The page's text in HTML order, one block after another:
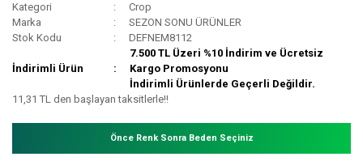
Kategori
Crop
Marka
SEZON SONU ÜRÜNLER
Stok Kodu
DEFNEM8112
İndirimli Ürün
7.500 TL Üzeri %10 İndirim ve Ücretsiz
Kargo Promosyonu
İndirimli Ürünlerde Geçerli Değildir.
11,31 TL den başlayan taksitlerle!!
Önce Renk Sonra Beden Seçiniz